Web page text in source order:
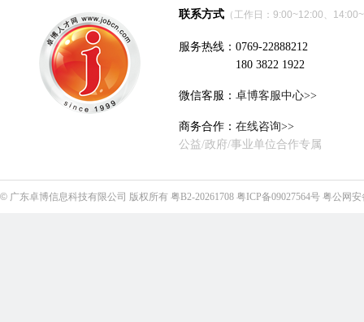
联系方式 （工作日：9:00~12:00、
服务热线：0769-22888212
180 3822 1922
微信客服： 卓博客服中心>>
商务合作： 在线咨询>>
公益/政府/事业单位合作专属
© 广东卓博信息科技有限公司 版权所有 粤B2-20261708 粤ICP备09027564号 粤公网安